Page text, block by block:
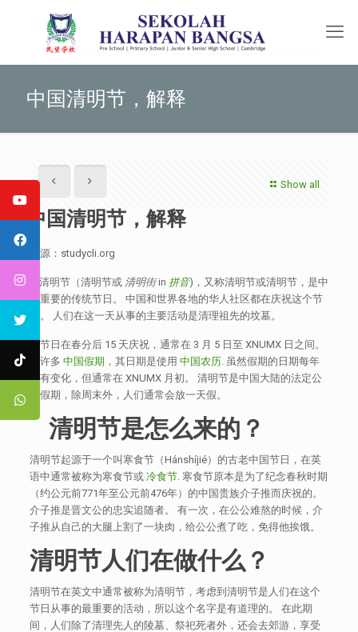
中国清明节，解释
Show all
中国清明节，解释
来源：studycli.org
清明节（清明节或 清明街in 拼音)，又称清明节或清明节，是中
国重要的传统节日。 中国和世界各地的华人社区都在庆祝这个节
日。 人们在这一天从事的主要活动是清理祖先的坟墓。
该节日在春分后 15 天庆祝，通常在 3 月 5 日至 XNUMX 日之间。
像许多 中国假期 ，其日期是使用 中国农历. 虽然假期的日期每年
略有变化，但通常在 XNUMX 月初。 清明节是中国大陆的法定公
共假期，除周末外，人们通常会放一天假。
清明节是怎么来的 ？
清明节起源于一个叫寒食节（Hánshíjié）的古老中国节日，在英
语中通常被称为寒食节或 冷食节. 寒食节原本是为了纪念春秋时期
（约公元前771年至公元前476年）的中国贵族介子推而庆祝的。
介子推是晋文公的忠实追随者。 有一次，在公公难熬的时候，介
子推从自己的大腿上割了一块肉，给公公煮了吃，免得他挨饿。
清明节人们在做什么 ？
清明节在英文中通常被称为清明节，考虑到清明节是人们在这个
节日从事的最重要的活动，所以这个名字是有道理的。 在此期
间，人们除了清理先人的陵墓、祭祀死者外，还会去郊游，享受